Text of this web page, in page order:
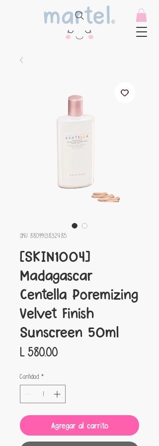
SKU: 8809913832485
[SKIN1004]
Madagascar
Centella Poremizing
Velvet Finish
Sunscreen 50ml
L 580.00Precio
Cantidad *
Agregar al carrito